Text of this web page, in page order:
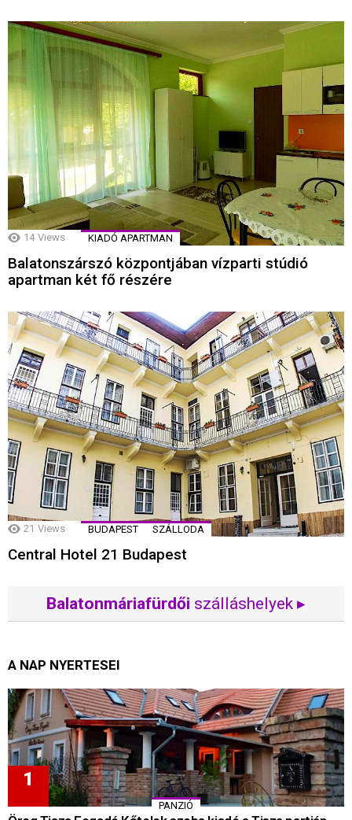
14 Views KIADÓ APARTMAN
Balatonszárszó központjában vízparti stúdió
apartman két fő részére
21 Views BUDAPEST SZÁLLODA
Central Hotel 21 Budapest
Balatonmáriafürdői szálláshelyek ▸
A NAP NYERTESEI
PANZIÓ